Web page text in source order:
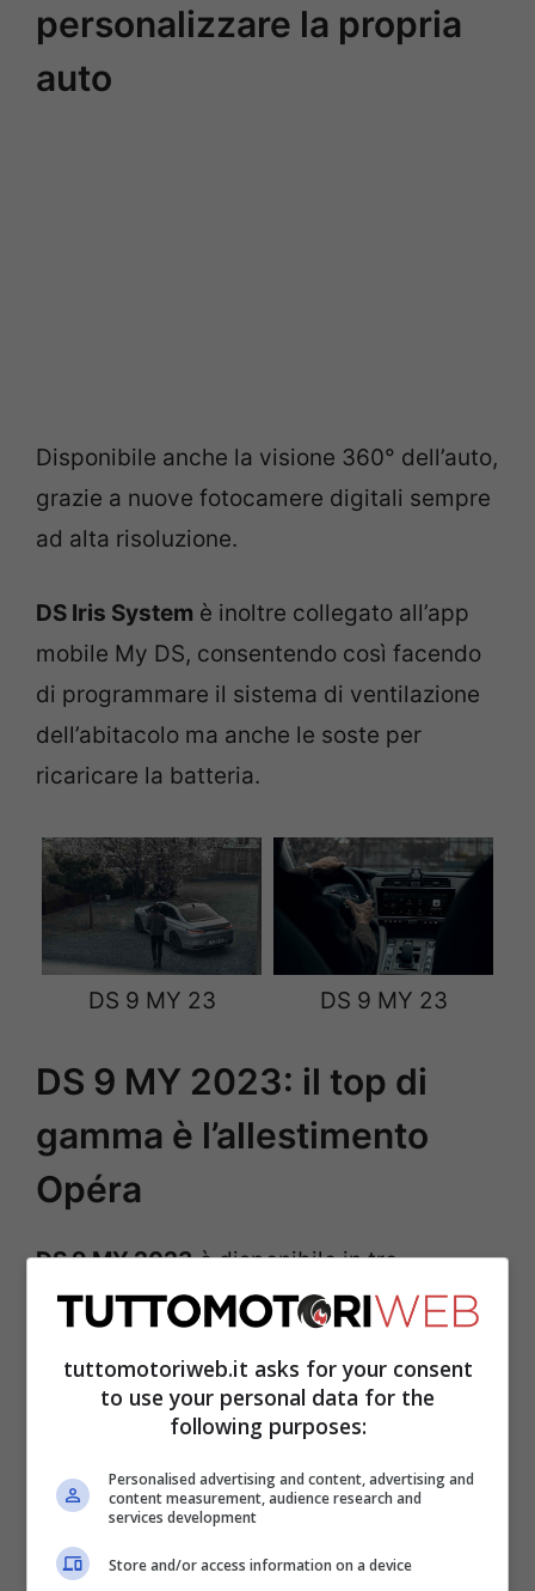
personalizzare la propria
auto
Disponibile anche la visione 360° dell’auto,
grazie a nuove fotocamere digitali sempre
ad alta risoluzione.
DS Iris System è inoltre collegato all’app
mobile My DS, consentendo così facendo
di programmare il sistema di ventilazione
dell’abitacolo ma anche le soste per
ricaricare la batteria.
DS 9 MY 23 DS 9 MY 23
DS 9 MY 2023: il top di
gamma è l’allestimento
Opéra
DS 9 MY 2023è disponibile in tre
allestimenti diversi: Performance Line+,
rappresenta l’autentico top di gamma,
arricchito da una serie di dotazioni
sospensione attivaDS Active Scan
Suspension
tuttomotoriweb.it asks for your consent
to use your personal data for the
following purposes:
Personalised advertising and content, advertising and
content measurement, audience research and
services development
Store and/or access information on a device